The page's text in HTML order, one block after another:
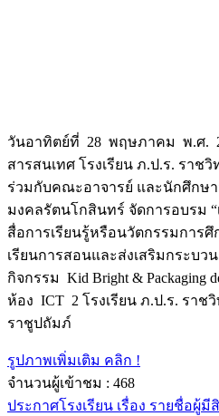
วันอาทิตย์ที่ 28 พฤษภาคม พ.ศ.
สารสนเทศ โรงเรียน ภ.ป.ร. ราช
ร่วมกับคณะอาจารย์ และนักศึกษ
มงคลรัตนโกสินทร์ จัดการอบรม
สื่อการเรียนรู้หรือนวัตกรรมการศึ
เรียนการสอนและส่งเสริมกระบว
กิจกรรม Kid Bright &
ห้อง ICT 2 โรงเรียน ภ.ป.ร. ราช
ราชูปถัมภ์
รูปภาพเพิ่มเติม คลิก !
จำนวนผู้เข้าชม : 468
ประกาศโรงเรียน เรื่อง รายชื่อผู้